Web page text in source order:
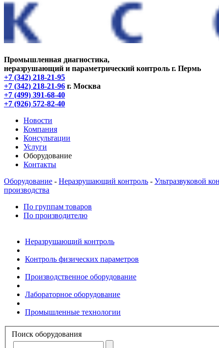
Промышленная диагностика,
неразрушающий и параметрический контроль г. Пермь
+7 (342) 218-21-95
+7 (342) 218-21-96 г. Москва
+7 (499) 391-68-40
+7 (926) 572-82-40
Новости
Компания
Консультации
Услуги
Оборудование
Контакты
Оборудование - Неразрушающий контроль - Ультразвуковой
производства
По группам товаров
По производителю
Неразрушающий контроль
Контроль физических параметров
Производственное оборудование
Лабораторное оборудование
Промышленные технологии
Поиск оборудования